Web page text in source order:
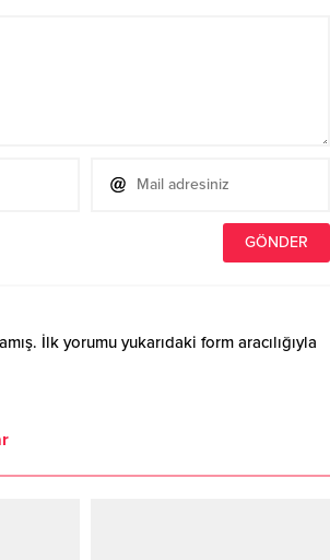
İlk yorumu yukarıdaki form aracılığıyla